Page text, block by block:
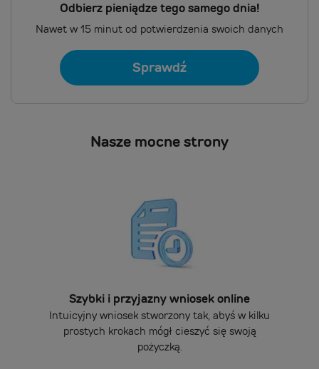
Odbierz pieniądze tego samego dnia!
Nawet w 15 minut od potwierdzenia swoich danych
Sprawdź
Nasze mocne strony
Szybki i przyjazny wniosek online
Intuicyjny wniosek stworzony tak, abyś w kilku
prostych krokach mógł cieszyć się swoją
pożyczką.